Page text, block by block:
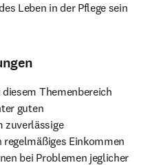
Leben in der Pflege sein
Themenbereich
guten
zuverlässige
Einkommen
bei Problemen jeglicher